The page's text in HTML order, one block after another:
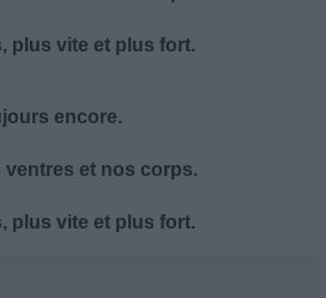
plus vite et plus fort.
encore.
et nos corps.
plus vite et plus fort.